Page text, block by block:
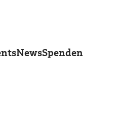
NewsSpenden